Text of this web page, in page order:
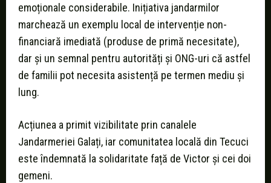
emoționale considerabile. Inițiativa jandarmilor
marchează un exemplu local de intervenție non-
financiară imediată (produse de primă necesitate),
dar și un semnal pentru autorități și ONG-uri că astfel
de familii pot necesita asistență pe termen mediu și
lung.
Acțiunea a primit vizibilitate prin canalele
Jandarmeriei Galați, iar comunitatea locală din Tecuci
este îndemnată la solidaritate față de Victor și cei doi
gemeni.